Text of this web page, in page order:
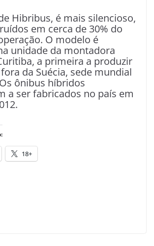
Hibribus, é mais silencioso,
em cerca de 30% do
O modelo é
unidade da montadora
a primeira a produzir
da Suécia, sede mundial
ônibus híbridos
a ser fabricados no país em
18+